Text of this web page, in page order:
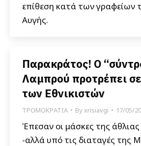
επίθεση κατά των γραφείων
Αυγής.
Παρακράτος! Ο
Λαμπρού προτρέπει
των Εθνικιστών
ΤΡΟΜΟΚΡΑΤΙΑ Byxrisiavgi 17/05/
Έπεσαν οι μάσκες της άθλιας
-αλλά υπό τις διαταγές της